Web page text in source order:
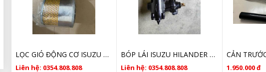
LỌC GIÓ ĐỘNG CƠ ISUZU HILANDER 8943349060
Liên hệ: 0354.808.808
BÓP LÁI ISUZU HILANDER GIÁ RẺ
Liên hệ: 0354.808.808 1.950.000 đ